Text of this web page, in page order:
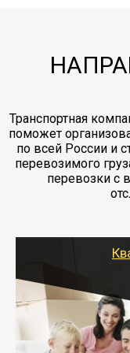
заканчивая
Транспортная
поможет
по всей России и
перевозимого
перевозки с